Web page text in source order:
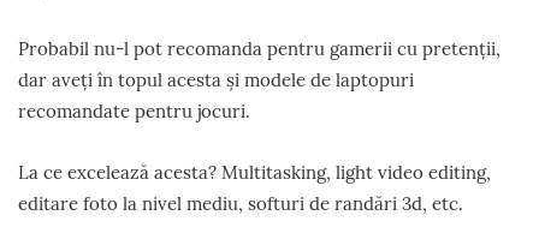
Probabil nu-l pot recomanda pentru gamerii cu pretenții,
dar aveți în topul acesta și modele de laptopuri
recomandate pentru jocuri.
La ce excelează acesta? Multitasking, light video editing,
editare foto la nivel mediu, softuri de randări 3d, etc.